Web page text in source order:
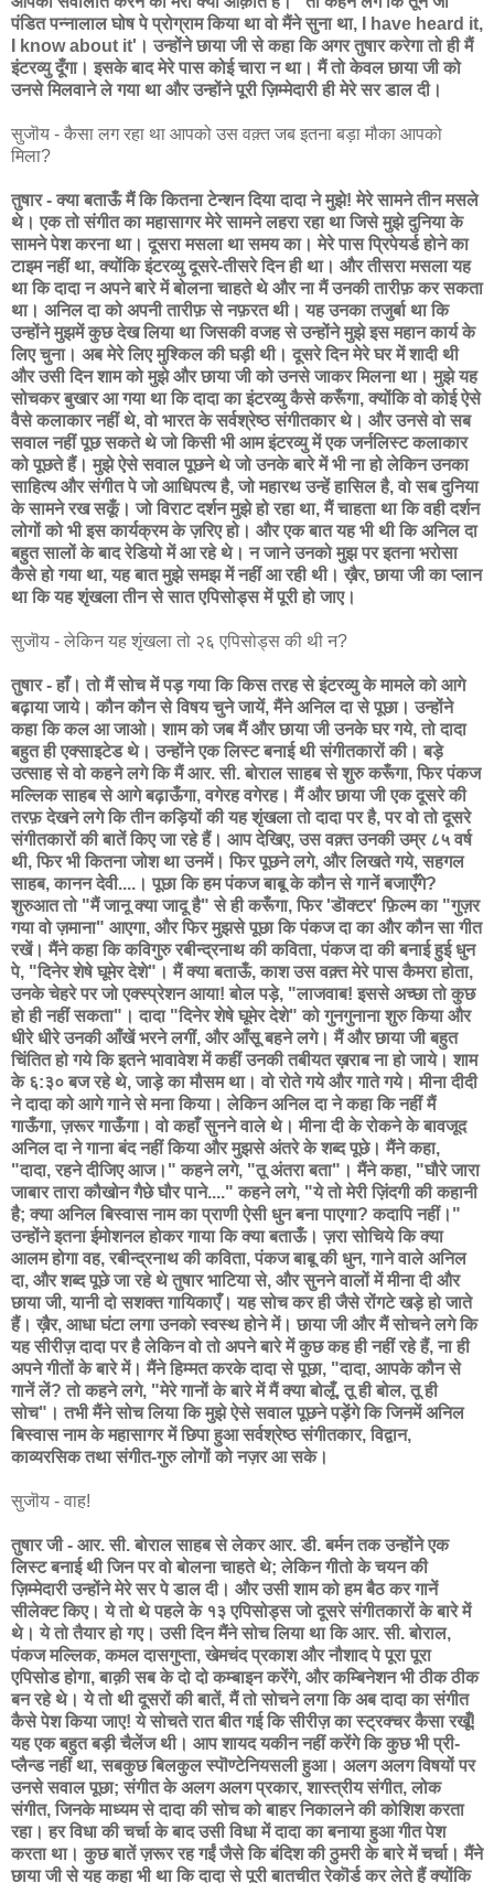
पंडित पन्नालाल घोष पे प्रोग्राम किया था वो मैंने सुना था, I have heard it,
I know about it'। उन्होंने छाया जी से कहा कि अगर तुषार करेगा तो ही मैं
इंटरव्यु दूँगा। इसके बाद मेरे पास कोई चारा न था। मैं तो केवल छाया जी को
उनसे मिलवाने ले गया था और उन्होंने पूरी ज़िम्मेदारी ही मेरे सर डाल दी।
सुजॊय - कैसा लग रहा था आपको उस वक़्त जब इतना बड़ा मौका आपको
मिला?
तुषार - क्या बताऊँ मैं कि कितना टेन्शन दिया दादा ने मुझे! मेरे सामने तीन मसले
थे। एक तो संगीत का महासागर मेरे सामने लहरा रहा था जिसे मुझे दुनिया के
सामने पेश करना था। दूसरा मसला था समय का। मेरे पास प्रिपेयर्ड होने का
टाइम नहीं था, क्योंकि इंटरव्यु दूसरे-तीसरे दिन ही था। और तीसरा मसला यह
था कि दादा न अपने बारे में बोलना चाहते थे और ना मैं उनकी तारीफ़ कर सकता
था। अनिल दा को अपनी तारीफ़ से नफ़रत थी। यह उनका तजुर्बा था कि
उन्होंने मुझमें कुछ देख लिया था जिसकी वजह से उन्होंने मुझे इस महान कार्य के
लिए चुना। अब मेरे लिए मुश्किल की घड़ी थी। दूसरे दिन मेरे घर में शादी थी
और उसी दिन शाम को मुझे और छाया जी को उनसे जाकर मिलना था। मुझे यह
सोचकर बुखार आ गया था कि दादा का इंटरव्यु कैसे करूँगा, क्योंकि वो कोई ऐसे
वैसे कलाकार नहीं थे, वो भारत के सर्वश्रेष्ठ संगीतकार थे। और उनसे वो सब
सवाल नहीं पूछ सकते थे जो किसी भी आम इंटरव्यु में एक जर्नलिस्ट कलाकार
को पूछते हैं। मुझे ऐसे सवाल पूछने थे जो उनके बारे में भी ना हो लेकिन उनका
साहित्य और संगीत पे जो आधिपत्य है, जो महारथ उन्हें हासिल है, वो सब दुनिया
के सामने रख सकूँ। जो विराट दर्शन मुझे हो रहा था, मैं चाहता था कि वही दर्शन
लोगों को भी इस कार्यक्रम के ज़रिए हो। और एक बात यह भी थी कि अनिल दा
बहुत सालों के बाद रेडियो में आ रहे थे। न जाने उनको मुझ पर इतना भरोसा
कैसे हो गया था, यह बात मुझे समझ में नहीं आ रही थी। ख़ैर, छाया जी का प्लान
था कि यह शृंखला तीन से सात एपिसोड्स में पूरी हो जाए।
सुजॊय - लेकिन यह शृंखला तो २६ एपिसोड्स की थी न?
तुषार - हाँ। तो मैं सोच में पड़ गया कि किस तरह से इंटरव्यु के मामले को आगे
बढ़ाया जाये। कौन कौन से विषय चुने जायें, मैंने अनिल दा से पूछा। उन्होंने
कहा कि कल आ जाओ। शाम को जब मैं और छाया जी उनके घर गये, तो दादा
बहुत ही एक्साइटेड थे। उन्होंने एक लिस्ट बनाई थी संगीतकारों की। बड़े
उत्साह से वो कहने लगे कि मैं आर. सी. बोराल साहब से शुरु करूँगा, फिर पंकज
मल्लिक साहब से आगे बढ़ाऊँगा, वगेरह वगेरह। मैं और छाया जी एक दूसरे की
तरफ़ देखने लगे कि तीन कड़ियों की यह शृंखला तो दादा पर है, पर वो तो दूसरे
संगीतकारों की बातें किए जा रहे हैं। आप देखिए, उस वक़्त उनकी उम्र ८५ वर्ष
थी, फिर भी कितना जोश था उनमें। फिर पूछने लगे, और लिखते गये, सहगल
साहब, कानन देवी....। पूछा कि हम पंकज बाबू के कौन से गानें बजाएँगे?
शुरुआत तो "मैं जानू क्या जादू है" से ही करूँगा, फिर 'डॊक्टर' फ़िल्म का "गुज़र
गया वो ज़माना" आएगा, और फिर मुझसे पूछा कि पंकज दा का और कौन सा गीत
रखें। मैंने कहा कि कविगुरु रबीन्द्रनाथ की कविता, पंकज दा की बनाई हुई धुन
पे, "दिनेर शेषे घूमेर देशे"। मैं क्या बताऊँ, काश उस वक़्त मेरे पास कैमरा होता,
उनके चेहरे पर जो एक्स्प्रेशन आया! बोल पड़े, "लाजवाब! इससे अच्छा तो कुछ
हो ही नहीं सकता"। दादा "दिनेर शेषे घूमेर देशे" को गुनगुनाना शुरु किया और
धीरे धीरे उनकी आँखें भरने लगीं, और आँसू बहने लगे। मैं और छाया जी बहुत
चिंतित हो गये कि इतने भावावेश में कहीं उनकी तबीयत ख़राब ना हो जाये। शाम
के ६:३० बज रहे थे, जाड़े का मौसम था। वो रोते गये और गाते गये। मीना दीदी
ने दादा को आगे गाने से मना किया। लेकिन अनिल दा ने कहा कि नहीं मैं
गाऊँगा, ज़रूर गाऊँगा। वो कहाँ सुनने वाले थे। मीना दी के रोकने के बावजूद
अनिल दा ने गाना बंद नहीं किया और मुझसे अंतरे के शब्द पूछे। मैंने कहा,
"दादा, रहने दीजिए आज।" कहने लगे, "तू अंतरा बता"। मैंने कहा, "घौरे जारा
जाबार तारा कौखोन गैछे घौर पाने...." कहने लगे, "ये तो मेरी ज़िंदगी की कहानी
है; क्या अनिल बिस्वास नाम का प्राणी ऐसी धुन बना पाएगा? कदापि नहीं।"
उन्होंने इतना ईमोशनल होकर गाया कि क्या बताऊँ। ज़रा सोचिये कि क्या
आलम होगा वह, रबीन्द्रनाथ की कविता, पंकज बाबू की धुन, गाने वाले अनिल
दा, और शब्द पूछे जा रहे थे तुषार भाटिया से, और सुनने वालों में मीना दी और
छाया जी, यानी दो सशक्त गायिकाएँ। यह सोच कर ही जैसे रोंगटे खड़े हो जाते
हैं। ख़ैर, आधा घंटा लगा उनको स्वस्थ होने में। छाया जी और मैं सोचने लगे कि
यह सीरीज़ दादा पर है लेकिन वो तो अपने बारे में कुछ कह ही नहीं रहे हैं, ना ही
अपने गीतों के बारे में। मैंने हिम्मत करके दादा से पूछा, "दादा, आपके कौन से
गानें लें? तो कहने लगे, "मेरे गानों के बारे में मैं क्या बोलूँ, तू ही बोल, तू ही
सोच"। तभी मैंने सोच लिया कि मुझे ऐसे सवाल पूछने पड़ेंगे कि जिनमें अनिल
बिस्वास नाम के महासागर में छिपा हुआ सर्वश्रेष्ठ संगीतकार, विद्वान,
काव्यरसिक तथा संगीत-गुरु लोगों को नज़र आ सके।
सुजॊय - वाह!
तुषार जी - आर. सी. बोराल साहब से लेकर आर. डी. बर्मन तक उन्होंने एक
लिस्ट बनाई थी जिन पर वो बोलना चाहते थे; लेकिन गीतो के चयन की
ज़िम्मेदारी उन्होंने मेरे सर पे डाल दी। और उसी शाम को हम बैठ कर गानें
सीलेक्ट किए। ये तो थे पहले के १३ एपिसोड्स जो दूसरे संगीतकारों के बारे में
थे। ये तो तैयार हो गए। उसी दिन मैंने सोच लिया था कि आर. सी. बोराल,
पंकज मल्लिक, कमल दासगुप्ता, खेमचंद प्रकाश और नौशाद पे पूरा पूरा
एपिसोड होगा, बाक़ी सब के दो दो कम्बाइन करेंगे, और कम्बिनेशन भी ठीक ठीक
बन रहे थे। ये तो थी दूसरों की बातें, मैं तो सोचने लगा कि अब दादा का संगीत
कैसे पेश किया जाए! ये सोचते रात बीत गई कि सीरीज़ का स्ट्रक्चर कैसा रखूँ!
यह एक बहुत बड़ी चैलेंज थी। आप शायद यकीन नहीं करेंगे कि कुछ भी प्री-
प्लैन्ड नहीं था, सबकुछ बिलकुल स्पॊण्टेनियसली हुआ। अलग अलग विषयों पर
उनसे सवाल पूछा; संगीत के अलग अलग प्रकार, शास्त्रीय संगीत, लोक
संगीत, जिनके माध्यम से दादा की सोच को बाहर निकालने की कोशिश करता
रहा। हर विधा की चर्चा के बाद उसी विधा में दादा का बनाया हुआ गीत पेश
करता था। कुछ बातें ज़रूर रह गईं जैसे कि बंदिश की ठुमरी के बारे में चर्चा। मैंने
छाया जी से यह कहा भी था कि दादा से पूरी बातचीत रेकॊर्ड कर लेते हैं क्योंकि